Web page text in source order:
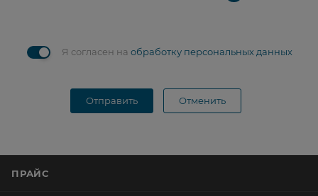
Я согласен на обработку персональных данных
Отправить Отменить
ПРАЙС